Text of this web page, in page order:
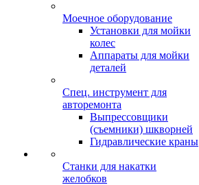
Моечное оборудование
Установки для мойки
колес
Аппараты для мойки
деталей
Спец. инструмент для
авторемонта
Выпрессовщики
(съемники) шкворней
Гидравлические краны
Станки для накатки
желобков